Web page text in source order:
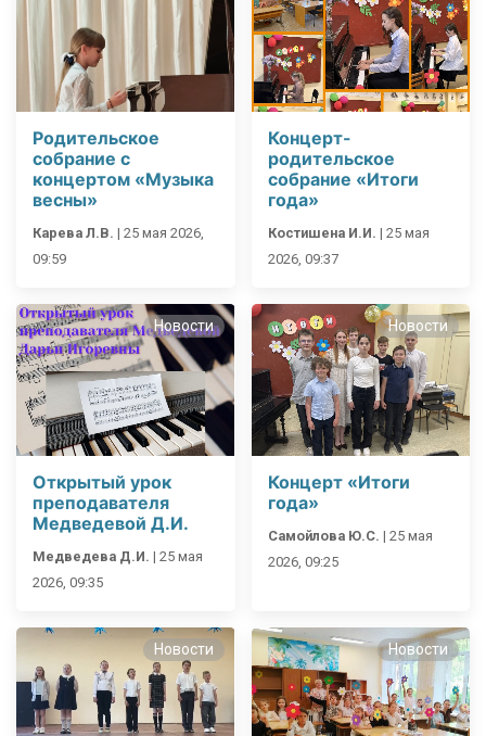
Родительское
собрание с
концертом «Музыка
весны»
Карева Л.В. | 25 мая 2026,
09:59
Концерт-
родительское
собрание «Итоги
года»
Костишена И.И. | 25 мая
2026, 09:37
Новости
Открытый урок
преподавателя
Медведевой Д.И.
Медведева Д.И. | 25 мая
2026, 09:35
Новости
Концерт «Итоги
года»
Самойлова Ю.С. | 25 мая
2026, 09:25
Новости Новости